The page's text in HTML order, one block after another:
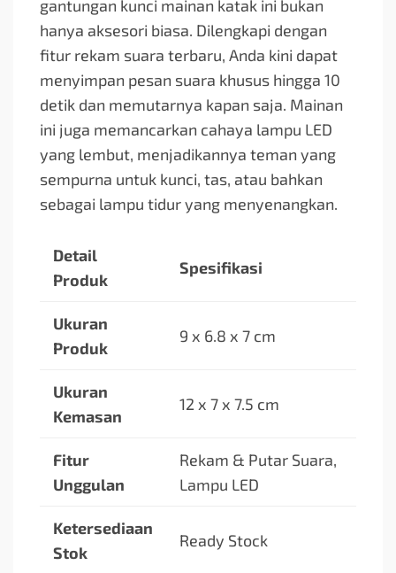
gantungan kunci mainan katak ini bukan
hanya aksesori biasa. Dilengkapi dengan
fitur rekam suara terbaru, Anda kini dapat
menyimpan pesan suara khusus hingga 10
detik dan memutarnya kapan saja. Mainan
ini juga memancarkan cahaya lampu LED
yang lembut, menjadikannya teman yang
sempurna untuk kunci, tas, atau bahkan
sebagai lampu tidur yang menyenangkan.
Detail
Produk
Spesifikasi
Ukuran
Produk
9 x 6.8 x 7 cm
Ukuran
Kemasan
12 x 7 x 7.5 cm
Fitur
Unggulan
Rekam & Putar Suara,
Lampu LED
Ketersediaan
Stok
Ready Stock